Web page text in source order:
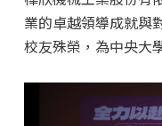
業的卓越領導成就與
校友殊榮，為中央大